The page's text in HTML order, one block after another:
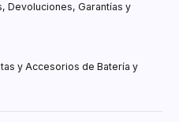
Devoluciones, Garantías y
y Accesorios de Batería y